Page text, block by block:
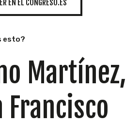
TEMÁTICAS
EN EL CONGRESO.ES
esto?
Martínez,
Francisco